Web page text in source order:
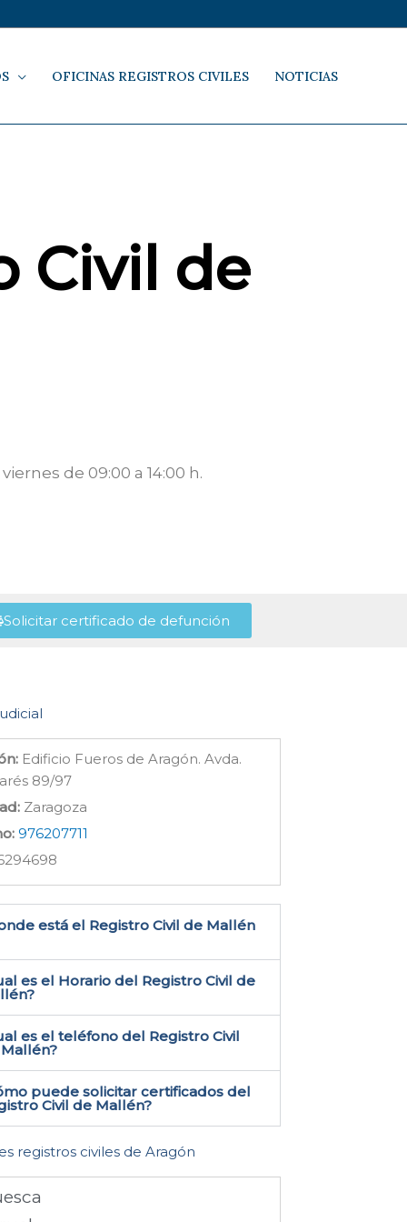
OFICINAS REGISTROS CIVILES NOTICIAS
Civil de
de 09:00 a 14:00 h.
Solicitar certificado de defunción
Edificio Fueros de Aragón. Avda.
89/97
Zaragoza
976207711
está el Registro Civil de Mallén​
es el Horario del Registro Civil de
es el teléfono del Registro Civil
puede solicitar certificados del
Civil de Mallén​?
registros civiles de Aragón